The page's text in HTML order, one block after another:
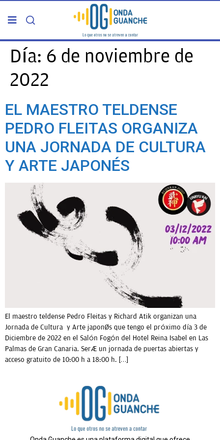
PORTADA
TELDE
GRAN CANARIA
CANARIAS
5ª COLUMNA
CARTAS DEL DIRECTOR
ENTREVISTAS
Día: 6 de noviembre de
2022
EL MAESTRO TELDENSE
PEDRO FLEITAS ORGANIZA
UNA JORNADA DE CULTURA
Y ARTE JAPONÉS
El maestro teldense Pedro Fleitas y Richard Atik organizan una
Jornada de Cultura y Arte japonés que tengo el próximo día 3 de
Diciembre de 2022 en el Salón Fogón del Hotel Reina Isabel en Las
Palmas de Gran Canaria. Será un jornada de puertas abiertas y
acceso gratuito de 10:00 h a 18:00 h. […]